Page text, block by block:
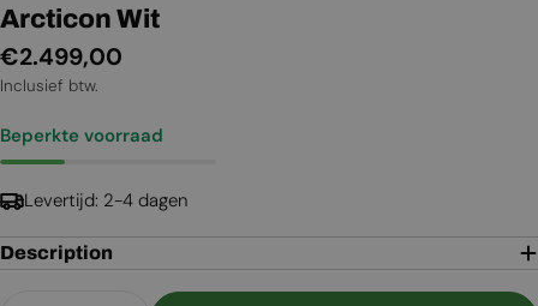
Arcticon Wit
Normale
prijs
€2.499,00
Inclusief btw.
Beperkte voorraad
Levertijd: 2-4 dagen
Description